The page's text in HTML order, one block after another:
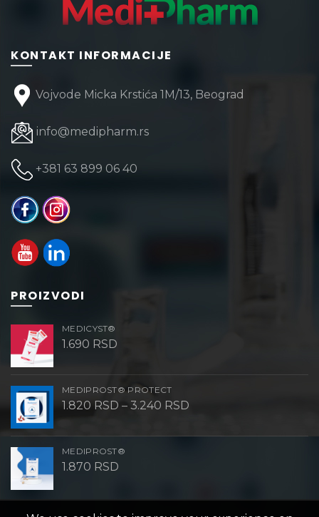
KONTAKT INFORMACIJE
Vojvode Micka Krstića 1M/13, Beograd
info@medipharm.rs
+381 63 899 06 40
PROIZVODI
MEDICYST®
1.690 RSD
MEDIPROST® PROTECT
1.820 RSD – 3.240 RSD
1.820 RSD
MEDIPROST®
1.870 RSD